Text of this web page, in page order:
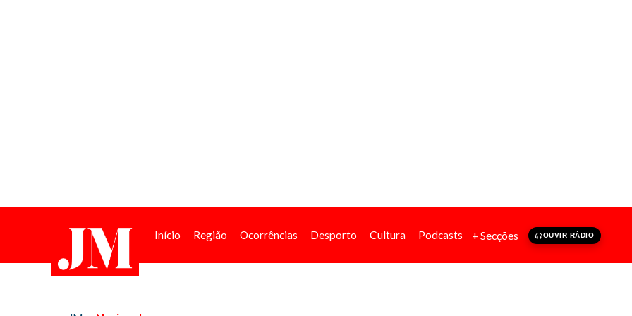
Início Região Ocorrências Desporto Cultura Podcasts + Secções OUVIR RÁDIO